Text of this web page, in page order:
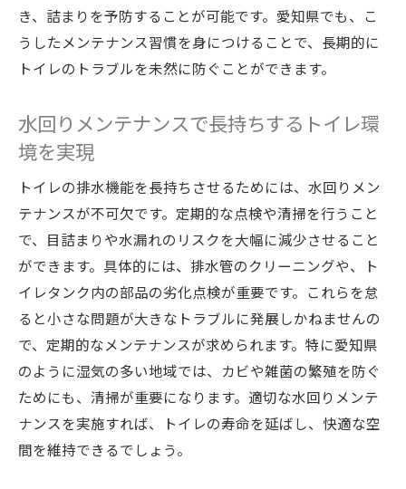
トラブルを未然に防ぐ水回りメンテナンス
の実践例
トイレ詰まりを防ぐための水回りメンテナンス
トイレ使用時に心掛けたい基本ルール
異物を流さないための家庭内教育法
水回りの定期チェック項目とその目的
プロによる水回り管理がトイレ詰まりを予
防する理由
節水型便器の選び方とその利点
愛知県の家庭で実施されている具体的なメ
ンテナンス例
愛知県のトイレ排水修理で費用を抑えるテクニ
ック
費用対効果を考えた水回りメンテナンスの
選び方
き、詰まりを予防することが可能です。愛知県でも、こ
うしたメンテナンス習慣を身につけることで、長期的に
トイレのトラブルを未然に防ぐことができます。
水回りメンテナンスで長持ちするトイレ環
境を実現
トイレの排水機能を長持ちさせるためには、水回りメン
テナンスが不可欠です。定期的な点検や清掃を行うこと
で、目詰まりや水漏れのリスクを大幅に減少させること
ができます。具体的には、排水管のクリーニングや、ト
イレタンク内の部品の劣化点検が重要です。これらを怠
ると小さな問題が大きなトラブルに発展しかねませんの
で、定期的なメンテナンスが求められます。特に愛知県
のように湿気の多い地域では、カビや雑菌の繁殖を防ぐ
ためにも、清掃が重要になります。適切な水回りメンテ
ナンスを実施すれば、トイレの寿命を延ばし、快適な空
間を維持できるでしょう。